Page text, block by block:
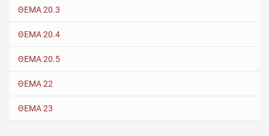
ΘΕΜΑ 20.3
ΘΕΜΑ 20.4
ΘΕΜΑ 20.5
ΘΕΜΑ 22
ΘΕΜΑ 23